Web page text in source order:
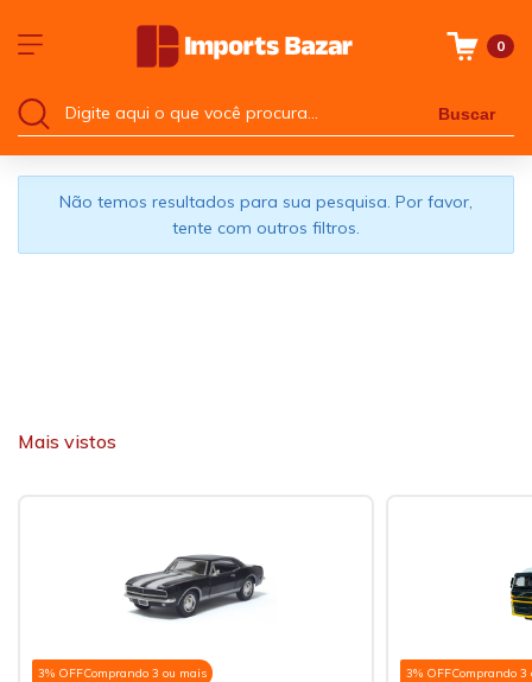
0
Buscar
Não temos resultados para sua pesquisa. Por favor,
tente com outros filtros.
Mais vistos
3% OFFComprando 3 ou mais 3% OFFComprando 3